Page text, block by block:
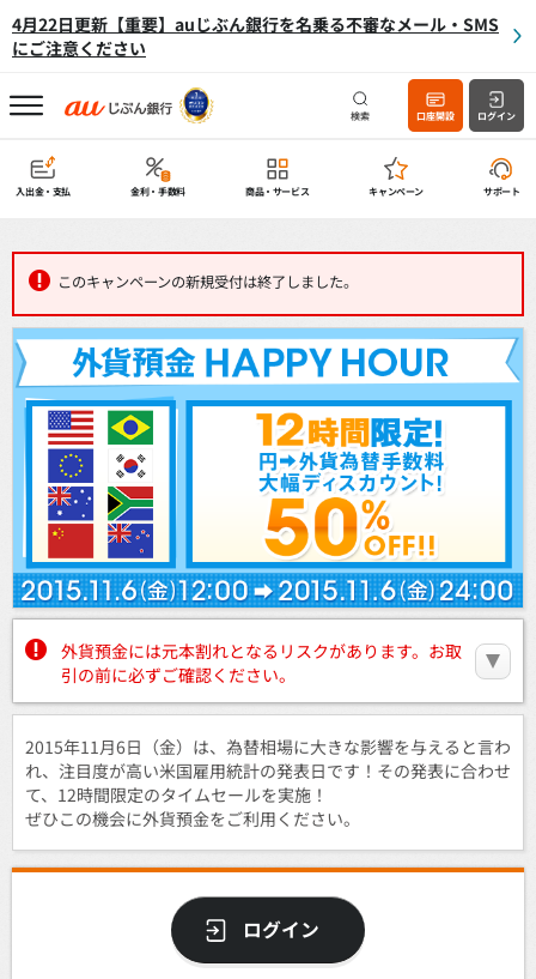
4月22日更新【重要】auじぶん銀行を名乗る不審なメール・SMS
にご注意ください
検索 口座開設 ログイン
入出金・支払 金利・手数料 商品・サービス キャンペーン サポート
このキャンペーンの新規受付は終了しました。
外貨預金には元本割れとなるリスクがあります。お取
引の前に必ずご確認ください。
2015年11月6日（金）は、為替相場に大きな影響を与えると言わ
れ、注目度が高い米国雇用統計の発表日です！その発表に合わせ
て、12時間限定のタイムセールを実施！
ぜひこの機会に外貨預金をご利用ください。
ログイン